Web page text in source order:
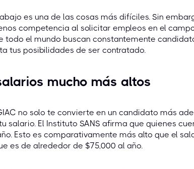
es una de las cosas más difíciles. Sin
competencia al solicitar empleos en el
todo el mundo buscan constantemente
tus posibilidades de ser contratado.
mucho más altos
no solo te convierte en un candidato más
salario. El Instituto SANS afirma que quienes
Esto es comparativamente más alto que el
es de alrededor de $75,000 al año.